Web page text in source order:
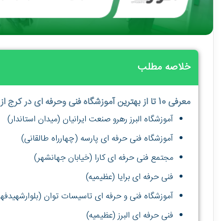
خلاصه مطلب
معرفی 10 تا از بهترین آموزشگاه فنی وحرفه ای در کرج از دیدگاه وبسایت آموزشا
آموزشگاه البرز رهرو صنعت ایرانیان (میدان استاندار)
آموزشگاه فنی حرفه ای پارسه (چهارراه طالقانی)
مجتمع فنی حرفه ای کارا (خیابان جهانشهر)
فنی حرفه ای برایا (عظیمیه)
آموزشگاه فنی و حرفه ای تاسیسات توان
فنی حرفه ای البرز (عظیمیه)